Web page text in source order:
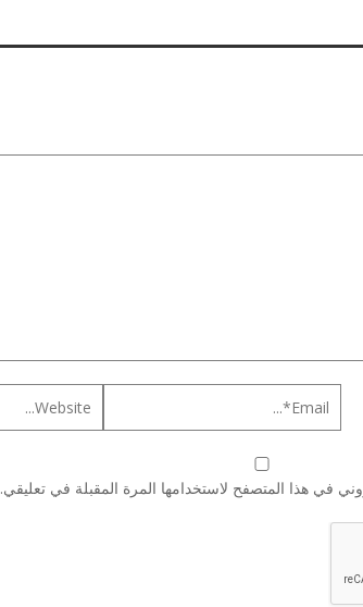
في هذا المتصفح لاستخدامها المرة المقبلة في تعليقي.